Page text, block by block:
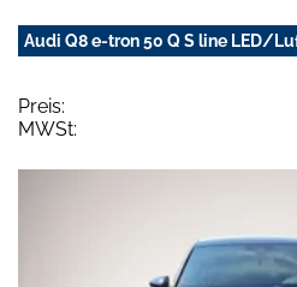
Audi Q8 e-tron 50 Q S line LED/
Preis:
MWSt: